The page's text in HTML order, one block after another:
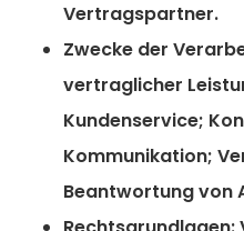
Vertragspartner.
Zwecke der
vertraglicher
Kundenservice;
Kommunikation;
Beantwortung von